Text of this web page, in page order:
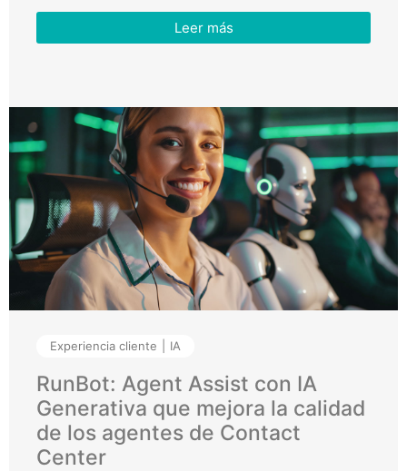
Leer más
Experiencia cliente IA
RunBot: Agent Assist con IA
Generativa que mejora la calidad
de los agentes de Contact
Center